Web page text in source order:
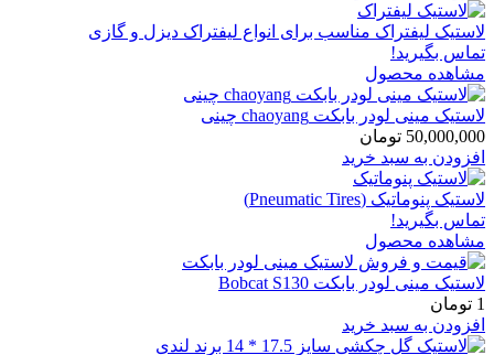
لاستیک لیفتراک مناسب برای انواع لیفتراک دیزل و گازی
تماس بگیرید!
مشاهده محصول
لاستیک مینی لودر بابکت chaoyang چینی
50,000,000 تومان
افزودن به سبد خرید
لاستیک پنوماتیک (Pneumatic Tires)
تماس بگیرید!
مشاهده محصول
لاستیک مینی لودر بابکت Bobcat S130
1 تومان
افزودن به سبد خرید